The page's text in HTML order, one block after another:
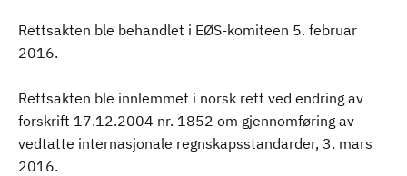
Rettsakten ble behandlet i EØS-komiteen 5. februar
2016.
Rettsakten ble innlemmet i norsk rett ved endring av
forskrift 17.12.2004 nr. 1852 om gjennomføring av
vedtatte internasjonale regnskapsstandarder, 3. mars
2016.